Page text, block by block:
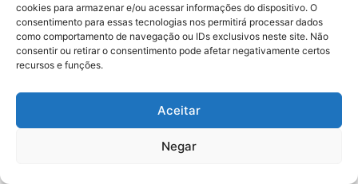
cookies para armazenar e/ou acessar informações do dispositivo. O
consentimento para essas tecnologias nos permitirá processar dados
como comportamento de navegação ou IDs exclusivos neste site. Não
consentir ou retirar o consentimento pode afetar negativamente certos
recursos e funções.
Aceitar
Negar